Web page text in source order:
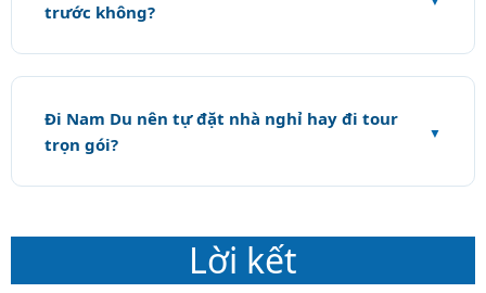
trước không?
Đi Nam Du nên tự đặt nhà nghỉ hay đi tour
trọn gói?
Lời kết